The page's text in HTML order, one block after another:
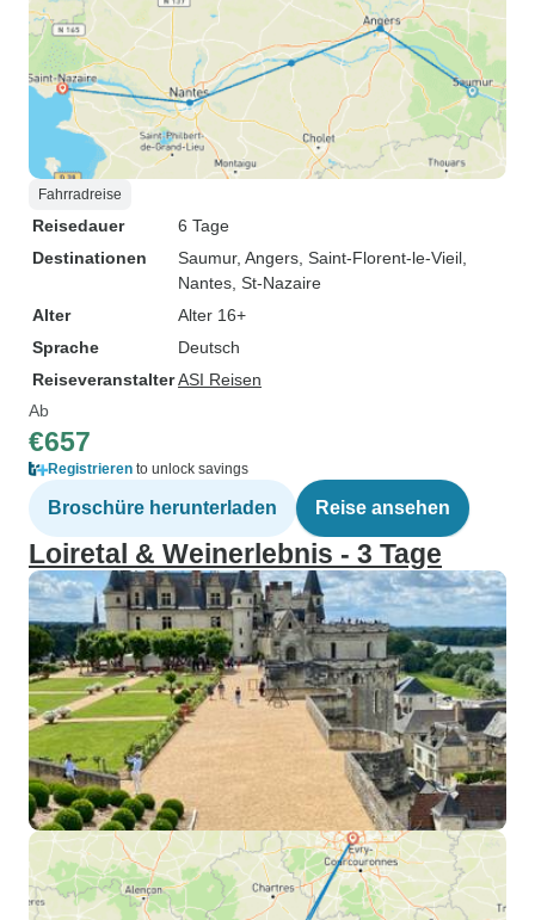
Fahrradreise
Reisedauer
6 Tage
Destinationen
Saumur, Angers , Saint-Florent-le-Vieil
Nantes , St-Nazaire
Alter
Alter 16+
Sprache
Deutsch
ReiseveranstalterASI Reisen
Ab
€657
Registrieren to unlock savings
Broschüre herunterladen Reise ansehen
Loiretal & Weinerlebnis - 3 Tage